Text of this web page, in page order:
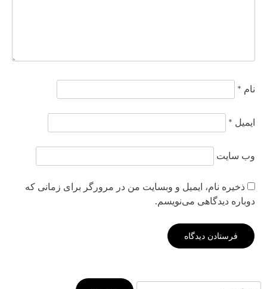
نام *
ایمیل *
وب‌ سایت
ذخیره نام، ایمیل و وبسایت من در مرورگر برای زمانی که
دوباره دیدگاهی می‌نویسم.
جستجو